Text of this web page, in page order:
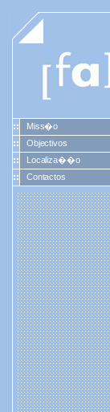
Miss�o
Objectivos
Localiza��o
Contactos